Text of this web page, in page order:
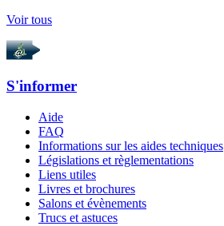
Voir tous
S'informer
Aide
FAQ
Informations sur les aides techniques
Législations et règlementations
Liens utiles
Livres et brochures
Salons et évènements
Trucs et astuces